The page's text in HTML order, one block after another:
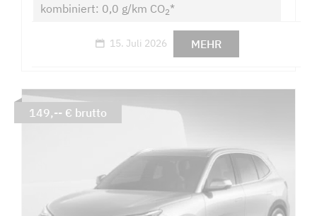
kombiniert: 0,0 g/km CO2*
15. Juli 2026 MEHR
149,-- € brutto